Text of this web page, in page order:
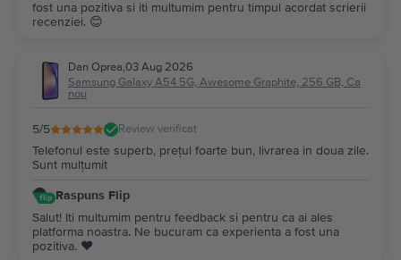
fost una pozitiva si iti multumim pentru timpul acordat scrierii
recenziei. 😊
Dan Oprea,03 Aug 2026
Samsung Galaxy A54 5G, Awesome Graphite, 256 GB, Ca
nou
5/5 Review verificat
Telefonul este superb, prețul foarte bun, livrarea in doua zile.
Sunt mulțumit
Raspuns Flip
Salut! Iti multumim pentru feedback si pentru ca ai ales
platforma noastra. Ne bucuram ca experienta a fost una
pozitiva. ❤️